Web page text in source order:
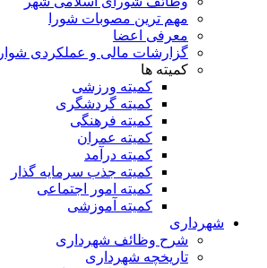
مهم ترین مصوبات شورا
معرفی اعضا
گزارشات مالی و عملکردی شوارا
کمیته ها
کمیته ورزشی
کمیته گردشگری
کمیته فرهنگی
کمیته عمران
کمیته درآمد
کمیته جذب سرمایه گذار
کمیته امور اجتماعی
کمیته آموزشی
شهرداری
شرح وظائف شهرداری
تاریخچه شهرداری